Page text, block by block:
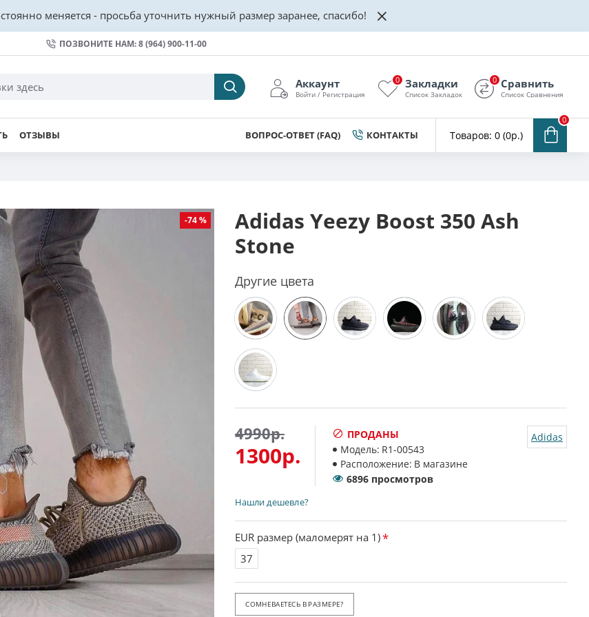
меняется - просьба уточнить нужный размер заранее, спасибо!
ПОЗВОНИТЕ НАМ: 8 (964) 900-11-00
Аккаунт
Войти / Регистрация
Закладки
Список Закладок
0 Сравнить
Список Сравнения
0
ОТЗЫВЫ ВОПРОС-ОТВЕТ (FAQ) КОНТАКТЫ Товаров: 0 (0р.)
0
-74 %
Adidas Yeezy Boost 350 Ash
Stone
1300р.
4990р.
ПРОДАНЫ
Модель: R1-00543
Расположение: В магазине
Adidas
6896 просмотров
Другие цвета
EUR размер (маломерят на 1)
37
Нашли дешевле?
СОМНЕВАЕТЕСЬ В РАЗМЕРЕ?